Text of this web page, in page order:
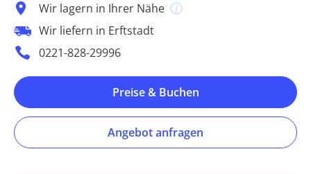
Wir lagern in Ihrer Nähe
Wir liefern in Erftstadt
0221-828-29996
Preise & Buchen
Angebot anfragen